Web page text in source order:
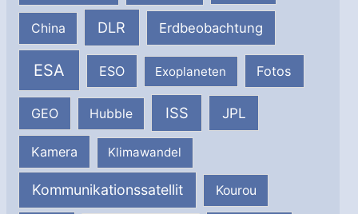
China DLR Erdbeobachtung
ESA ESO Exoplaneten Fotos
GEO Hubble ISS JPL
Kamera Klimawandel
Kommunikationssatellit Kourou